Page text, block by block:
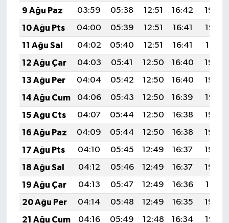
9 Ağu Paz
03:59 05:38 12:51 16:42
19:54
10 Ağu Pts
04:00 05:39 12:51 16:41
19:53
11 Ağu Sal
04:02 05:40 12:51 16:41
19:51
12 Ağu Çar
04:03 05:41 12:50 16:40
19:50
13 Ağu Per
04:04 05:42 12:50 16:40
19:49
14 Ağu Cum
04:06 05:43 12:50 16:39
19:47
15 Ağu Cts
04:07 05:44 12:50 16:38
19:46
16 Ağu Paz
04:09 05:44 12:50 16:38
19:45
17 Ağu Pts
04:10 05:45 12:49 16:37
19:43
18 Ağu Sal
04:12 05:46 12:49 16:37
19:42
19 Ağu Çar
04:13 05:47 12:49 16:36
19:41
20 Ağu Per
04:14 05:48 12:49 16:35
19:39
21 Ağu Cum
04:16 05:49 12:48 16:34
19:38